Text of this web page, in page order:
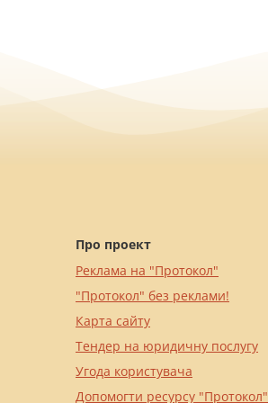
Про проект
Реклама на "Протокол"
"Протокол" без реклами!
Карта сайту
Тендер на юридичну послугу
Угода користувача
Допомогти ресурсу "Протокол"